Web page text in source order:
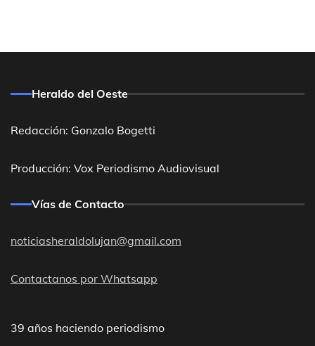
Heraldo del Oeste
Redacción: Gonzalo Bogetti
Producción: Vox Periodismo Audiovisual
Vías de Contacto
noticiasheraldolujan@gmail.com
Contactanos por Whatsapp
39 años haciendo periodismo